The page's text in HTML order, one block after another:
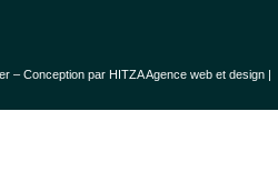
– Conception par HITZA Agence web et design |